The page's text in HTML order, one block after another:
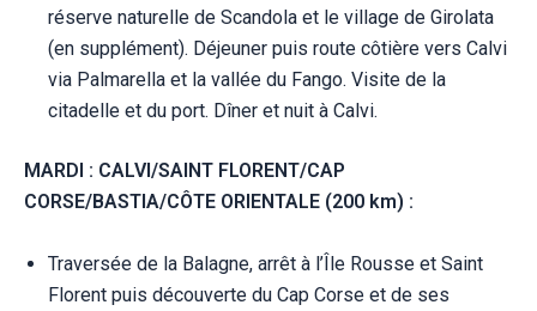
réserve naturelle de Scandola et le village de Girolata
(en supplément). Déjeuner puis route côtière vers Calvi
via Palmarella et la vallée du Fango. Visite de la
citadelle et du port. Dîner et nuit à Calvi.
MARDI : CALVI/SAINT FLORENT/CAP
CORSE/BASTIA/CÔTE ORIENTALE (200 km) :
Traversée de la Balagne, arrêt à l’Île Rousse et Saint
Florent puis découverte du Cap Corse et de ses